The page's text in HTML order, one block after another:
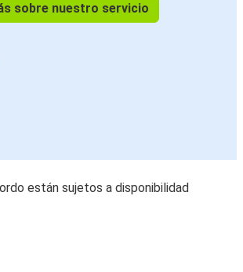
sobre nuestro servicio
están sujetos a disponibilidad